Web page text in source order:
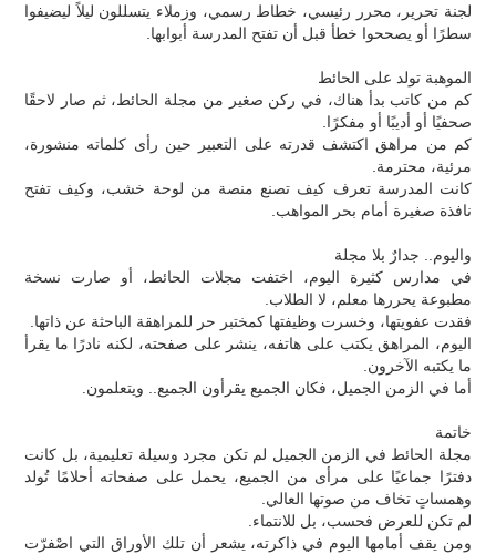
لجنة تحرير، محرر رئيسي، خطاط رسمي، وزملاء يتسللون ليلاً ليضيفوا
سطرًا أو يصححوا خطأ قبل أن تفتح المدرسة أبوابها.
الموهبة تولد على الحائط
كم من كاتب بدأ هناك، في ركن صغير من مجلة الحائط، ثم صار لاحقًا
صحفيًا أو أديبًا أو مفكرًا.
كم من مراهق اكتشف قدرته على التعبير حين رأى كلماته منشورة،
مرئية، محترمة.
كانت المدرسة تعرف كيف تصنع منصة من لوحة خشب، وكيف تفتح
نافذة صغيرة أمام بحر المواهب.
واليوم.. جدارٌ بلا مجلة
في مدارس كثيرة اليوم، اختفت مجلات الحائط، أو صارت نسخة
مطبوعة يحررها معلم، لا الطلاب.
فقدت عفويتها، وخسرت وظيفتها كمختبر حر للمراهقة الباحثة عن ذاتها.
اليوم، المراهق يكتب على هاتفه، ينشر على صفحته، لكنه نادرًا ما يقرأ
ما يكتبه الآخرون.
أما في الزمن الجميل، فكان الجميع يقرأون الجميع.. ويتعلمون.
خاتمة
مجلة الحائط في الزمن الجميل لم تكن مجرد وسيلة تعليمية، بل كانت
دفترًا جماعيًا على مرأى من الجميع، يحمل على صفحاته أحلامًا تُولد
وهمساتٍ تخاف من صوتها العالي.
لم تكن للعرض فحسب، بل للانتماء.
ومن يقف أمامها اليوم في ذاكرته، يشعر أن تلك الأوراق التي اصْفرّت